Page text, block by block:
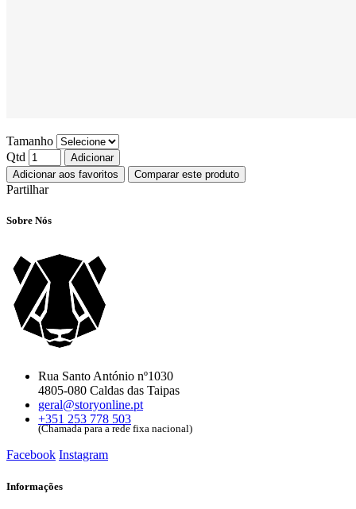
Tamanho
Qtd
Adicionar
Adicionar aos favoritos
Comparar este produto
Partilhar
Sobre Nós
Rua Santo António nº1030
4805-080 Caldas das Taipas
geral@storyonline.pt
+351 253 778 503
(Chamada para a rede fixa nacional)
Facebook Instagram
Informações